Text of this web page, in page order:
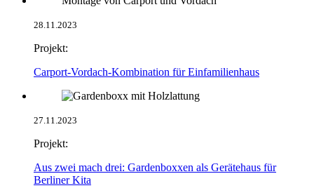
28.11.2023
Projekt:
Carport-Vordach-Kombination für Einfamilienhaus
27.11.2023
Projekt:
Aus zwei mach drei: Gardenboxxen als Gerätehaus für
Berliner Kita